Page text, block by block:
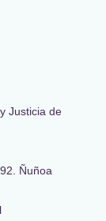
Justicia de
Ñuñoa